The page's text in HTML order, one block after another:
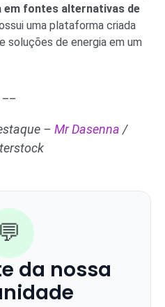
em fontes alternativas de
uma plataforma criada
soluções de energia em um
– Mr Dasenna /
💬
da nossa